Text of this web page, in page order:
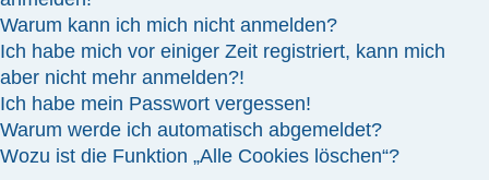
Warum kann ich mich nicht anmelden?
Ich habe mich vor einiger Zeit registriert, kann mich
aber nicht mehr anmelden?!
Ich habe mein Passwort vergessen!
Warum werde ich automatisch abgemeldet?
Wozu ist die Funktion „Alle Cookies löschen“?